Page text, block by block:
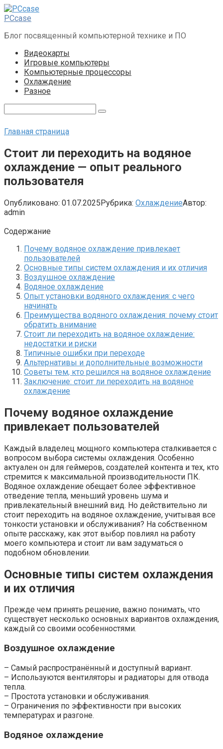
Перейти
к
PCcase
Блог посвященный компьютерной технике и ПО
Видеокарты
Игровые компьютеры
Компьютерные процессоры
Охлаждение
Разное
Главная страница
Стоит ли переходить на водяное
охлаждение — опыт реального
пользователя
Опубликовано: 01.07.2025Рубрика: ОхлаждениеАвтор:
admin
Содержание
Почему водяное охлаждение привлекает
пользователей
Основные типы систем охлаждения и их отличия
Воздушное охлаждение
Водяное охлаждение
Опыт установки водяного охлаждения: с чего
начинать
Преимущества водяного охлаждения: почему стоит
обратить внимание
Стоит ли переходить на водяное охлаждение:
недостатки и риски
Типичные ошибки при переходе
Альтернативы и дополнительные возможности
Советы тем, кто решился на водяное охлаждение
Заключение: стоит ли переходить на водяное
охлаждение
Почему водяное охлаждение
привлекает пользователей
Каждый владелец мощного компьютера сталкивается с
вопросом выбора системы охлаждения. Особенно
актуален он для геймеров, создателей контента и тех, кто
стремится к максимальной производительности ПК.
Водяное охлаждение обещает более эффективное
отведение тепла, меньший уровень шума и
привлекательный внешний вид. Но действительно ли
стоит переходить на водяное охлаждение, учитывая все
тонкости установки и обслуживания? На собственном
опыте расскажу, как этот выбор повлиял на работу
моего компьютера и стоит ли вам задуматься о
подобном обновлении.
Основные типы систем охлаждения
и их отличия
Прежде чем принять решение, важно понимать, что
существует несколько основных вариантов охлаждения,
каждый со своими особенностями.
Воздушное охлаждение
– Самый распространённый и доступный вариант.
– Используются вентиляторы и радиаторы для отвода
тепла.
– Простота установки и обслуживания.
– Ограничения по эффективности при высоких
температурах и разгоне.
Водяное охлаждение